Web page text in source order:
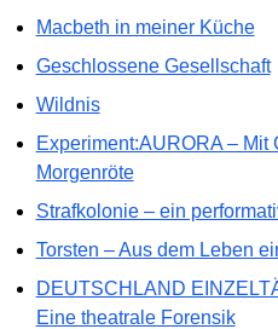
Macbeth in meiner Küche
Geschlossene Gesellschaft
Wildnis
Experiment:AURORA – Mit
Morgenröte
Strafkolonie – ein
Torsten – Aus dem Leben
DEUTSCHLAND
Eine theatrale Forensik